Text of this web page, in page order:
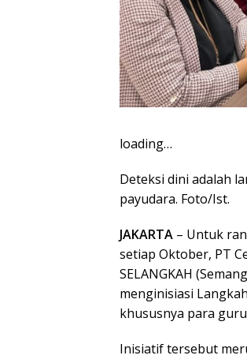
loading…
Deteksi dini adalah
payudara. Foto/Ist.
JAKARTA – Untuk
setiap Oktober, PT
SELANGKAH
menginisiasi
khususnya para
Inisiatif tersebut